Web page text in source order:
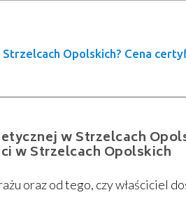
Opolskich? Cena
w Strzelcach
w Strzelcach Opolskich
oraz od tego, czy właściciel